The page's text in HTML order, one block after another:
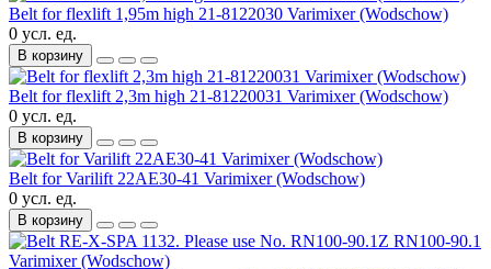
Belt for flexlift 1,95m high 21-8122030 Varimixer (Wodschow)
0 усл. ед.
В корзину
Belt for flexlift 2,3m high 21-81220031 Varimixer (Wodschow)
0 усл. ед.
В корзину
Belt for Varilift 22AE30-41 Varimixer (Wodschow)
0 усл. ед.
В корзину